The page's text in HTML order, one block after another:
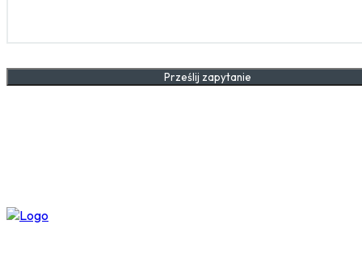
Prześlij zapytanie